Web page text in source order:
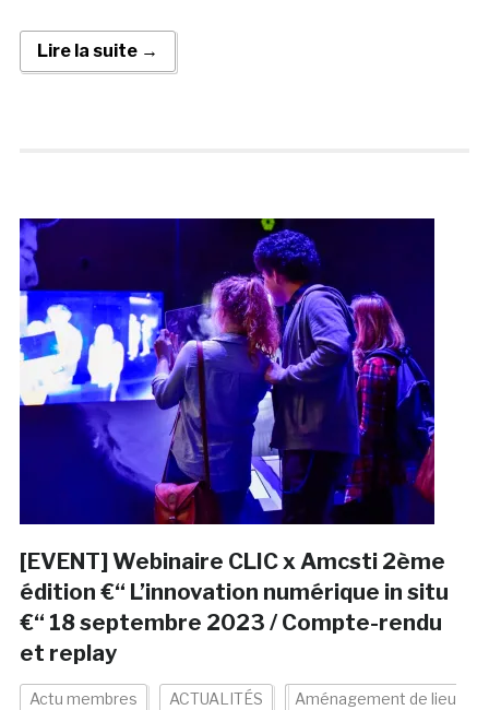
Lire la suite →
[EVENT] Webinaire CLIC x Amcsti 2ème
édition €“ L’innovation numérique in situ
€“ 18 septembre 2023 / Compte-rendu
et replay
Actu membres ACTUALITÉS Aménagement de lieu